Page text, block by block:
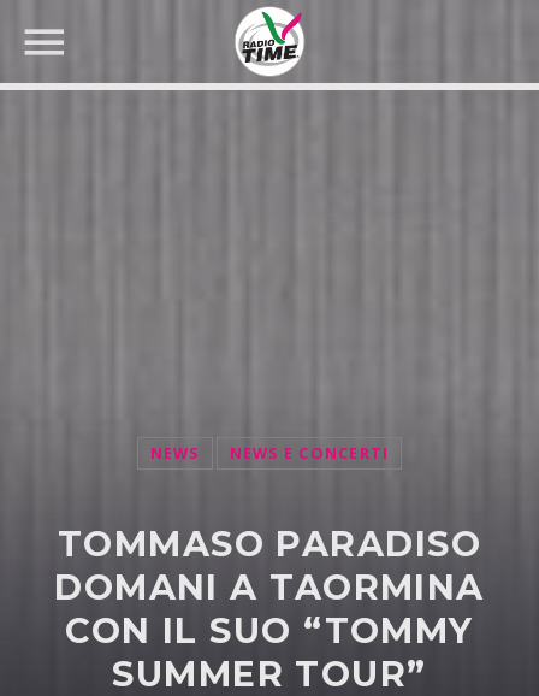
NEWS NEWS E CONCERTI
TOMMASO PARADISO
DOMANI A TAORMINA
CON IL SUO “TOMMY
SUMMER TOUR”